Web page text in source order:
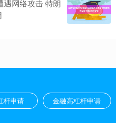
遇网络攻击 特朗
杆申请 金融高杠杆申请